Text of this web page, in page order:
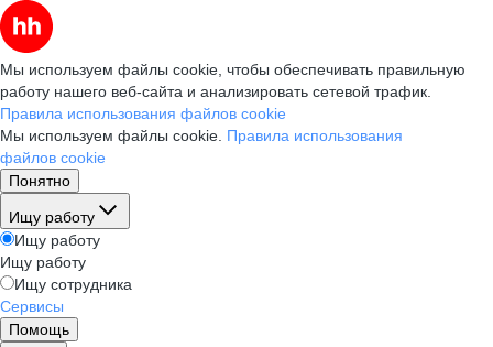
Мы используем файлы cookie, чтобы обеспечивать правильную
работу нашего веб-сайта и анализировать сетевой трафик.
Правила использования файлов cookie
Мы используем файлы cookie. Правила использования
файлов cookie
Понятно
Ищу работу
Ищу работу
Ищу работу
Ищу сотрудника
Сервисы
Помощь